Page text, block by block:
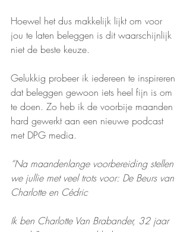
Hoewel het dus makkelijk lijkt om voor
jou te laten beleggen is dit waarschijnlijk
niet de beste keuze.
Gelukkig probeer ik iedereen te inspireren
dat beleggen gewoon iets heel fijn is om
te doen. Zo heb ik de voorbije maanden
hard gewerkt aan een nieuwe podcast
met DPG media.
“Na maandenlange voorbereiding stellen
we jullie met veel trots voor: De Beurs van
Charlotte en Cédric
Ik ben Charlotte Van Brabander, 32 jaar